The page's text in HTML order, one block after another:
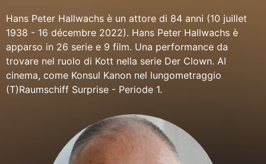
Hans Peter Hallwachs è un attore di 84 anni (10 juillet
1938 - 16 décembre 2022). Hans Peter Hallwachs è
apparso in 26 serie e 9 film. Una performance da
trovare nel ruolo di Kott nella serie Der Clown. Al
cinema, come Konsul Kanon nel lungometraggio
(T)Raumschiff Surprise - Periode 1.